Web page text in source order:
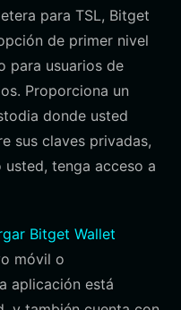
para TSL, Bitget
de primer nivel
para usuarios de
Proporciona un
donde usted
sus claves privadas,
tenga acceso a
Bitget Wallet
móvil o
aplicación está